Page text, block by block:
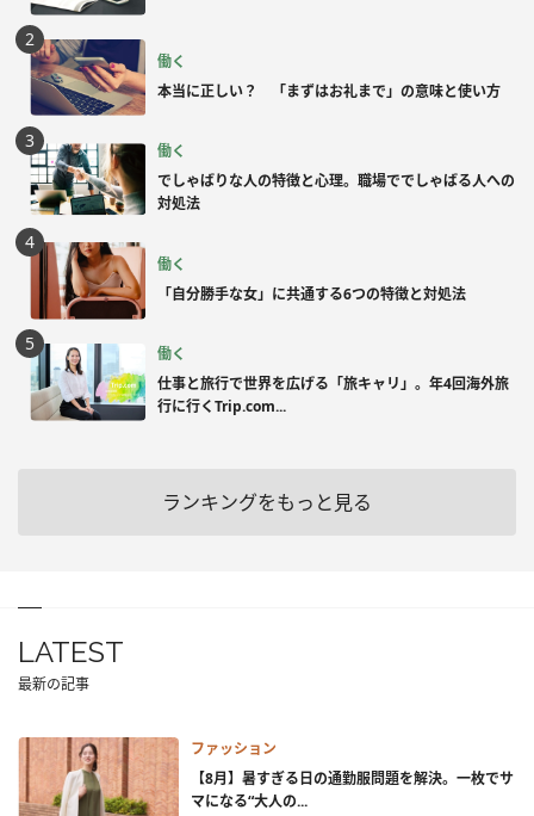
働く
本当に正しい？ 「まずはお礼まで」の意味と使い方
働く
でしゃばりな人の特徴と心理。職場ででしゃばる人への
対処法
働く
「自分勝手な女」に共通する6つの特徴と対処法
働く
仕事と旅行で世界を広げる「旅キャリ」。年4回海外旅
行に行くTrip.com...
ランキングをもっと見る
LATEST
最新の記事
ファッション
【8月】暑すぎる日の通勤服問題を解決。一枚でサ
マになる“大人の...